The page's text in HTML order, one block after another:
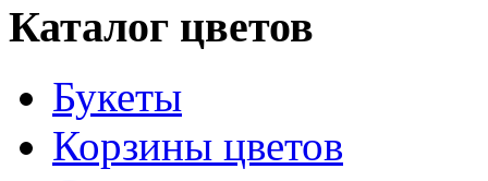
Каталог цветов
Букеты
Корзины цветов